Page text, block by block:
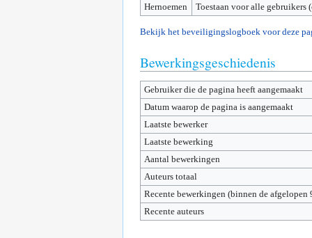
Hernoemen
Toestaan voor alle gebruikers
Bekijk het beveiligingslogboek voor deze
Bewerkingsgeschiedenis
Gebruiker die de pagina heeft aangemaakt
Datum waarop de pagina is aangemaakt
Laatste bewerker
Laatste bewerking
Aantal bewerkingen
Auteurs totaal
Recente bewerkingen (binnen de afgelopen
Recente auteurs